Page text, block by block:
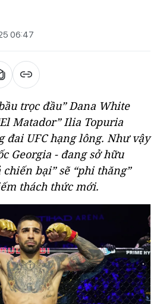
06:47
trọc đầu” Dana White
Matador” Ilia Topuria
đai UFC hạng lông. Như vậy
Georgia - đang sở hữu
bại” sẽ “phi thăng”
thách thức mới.